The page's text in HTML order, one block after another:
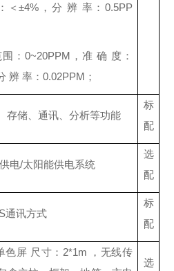
＜±4%，分 辨 率：0.5PP
：0~20PPM，准 确 度：
辨 率：0.02PPM；
存储、通讯、分析等功能
标
配
电/太阳能供电系统
选
配
通讯方式
标
配
色屏 尺寸：2*1m ，无线传
选